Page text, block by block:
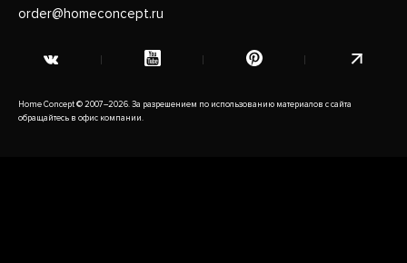
order@homeconcept.ru
Home Concept © 2007–2026. За разрешением по использованию материалов с сайта
обращайтесь в офис компании.